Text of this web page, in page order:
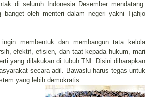
di seluruh Indonesia Desember mendatang.
banget oleh menteri dalam negeri yakni Tjahjo
ingin membentuk dan membangun tata kelola
efektif, efisien, dan taat kepada hukum, mari
yang dilakukan di tubuh TNI. Disini diharapkan
secara adil. Bawaslu harus tegas untuk
yang lebih demokratis